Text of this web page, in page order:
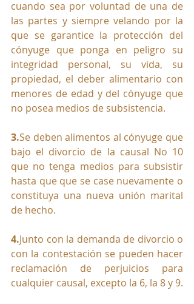
cuando sea por voluntad de una de
las partes y siempre velando por la
que se garantice la protección del
cónyuge que ponga en peligro su
integridad personal, su vida, su
propiedad, el deber alimentario con
menores de edad y del cónyuge que
no posea medios de subsistencia.
3.Se deben alimentos al cónyuge que
bajo el divorcio de la causal No 10
que no tenga medios para subsistir
hasta que que se case nuevamente o
constituya una nueva unión marital
de hecho.
4.Junto con la demanda de divorcio o
con la contestación se pueden hacer
reclamación de perjuicios para
cualquier causal, excepto la 6, la 8 y 9.